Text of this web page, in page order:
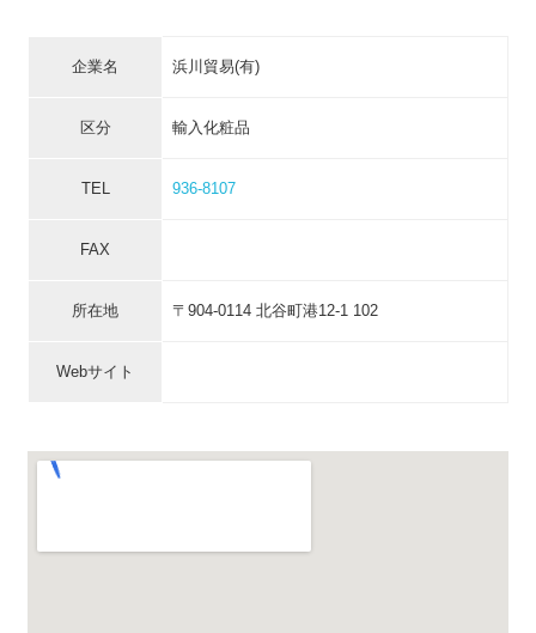
企業名 浜川貿易(有)
区分 輸入化粧品
TEL 936-8107
FAX
所在地 〒904-0114 北谷町港12-1 102
Webサイト